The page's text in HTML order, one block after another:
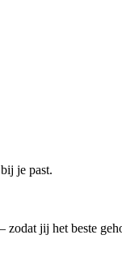
je past.
– zodat jij het beste